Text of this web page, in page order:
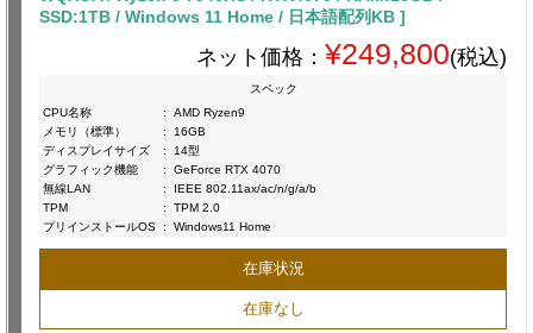
SSD:1TB / Windows 11 Home / 日本語配列KB ]
ネット価格： ¥249,800(税込)
スペック
CPU名称
:
AMD Ryzen9
メモリ（標準）
:
16GB
ディスプレイサイズ
:
14型
グラフィック機能
:
GeForce RTX 4070
無線LAN
:
IEEE 802.11ax/ac/n/g/a/b
TPM
:
TPM 2.0
プリインストールOS : Windows11 Home
在庫状況
在庫なし